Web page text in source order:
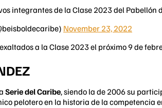
integrantes de la Clase 2023 del Pabellón
November 23, 2022
a la Clase 2023 el próximo 9 de
Serie del Caribe, siendo la de 2006 su
pelotero en la historia de la competencia